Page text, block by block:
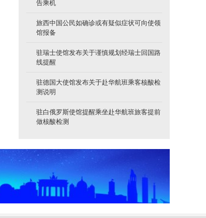
告乘机
旅西中国公民如确诊或有疑似症状可向使领
馆报备
驻瑞士使馆发布关于谨慎规划经瑞士回国路
线提醒
驻德国大使馆发布关于赴华航班乘客核酸检
测说明
驻白俄罗斯使馆提醒乘坐赴华航班旅客提前
做核酸检测